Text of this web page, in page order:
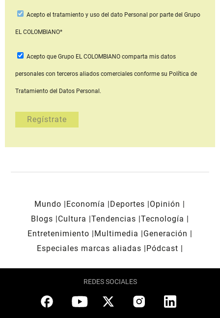
Acepto el tratamiento y uso del dato Personal por parte del Grupo
EL COLOMBIANO*
Acepto que Grupo EL COLOMBIANOcomparta mis datos
personales con terceros aliados comerciales conforme su Política de
Tratamiento del Datos Personal.
Mundo Economía Deportes
Opinión
Blogs
Cultura Tendencias Tecnología
Entretenimiento
Multimedia
Generación
Especiales marcas aliadas
Pódcast
REDES SOCIALES